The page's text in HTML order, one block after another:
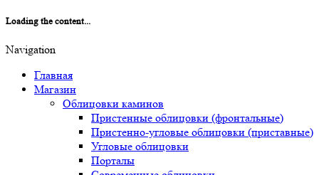
Loading the content...
Navigation
Главная
Магазин
Облицовки каминов
Пристенные облицовки (фронтальные)
Пристенно-угловые облицовки (приставные)
Угловые облицовки
Порталы